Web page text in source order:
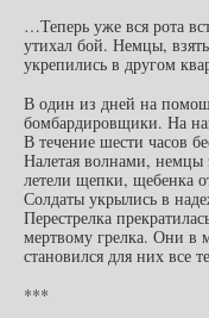
…Теперь уже вся рота
утихал бой. Немцы,
укрепились в другом
В один из дней на
бомбардировщики. На
В течение шести часов
Налетая волнами,
летели щепки, щебенка
Солдаты укрылись в
Перестрелка
мертвому грелка. Они в
становился для них все
***